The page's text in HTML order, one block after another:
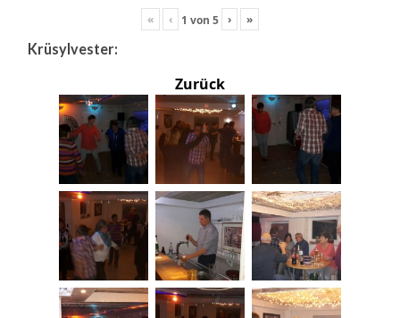
« ‹ 1 von 5 › »
Krüsylvester:
Zurück